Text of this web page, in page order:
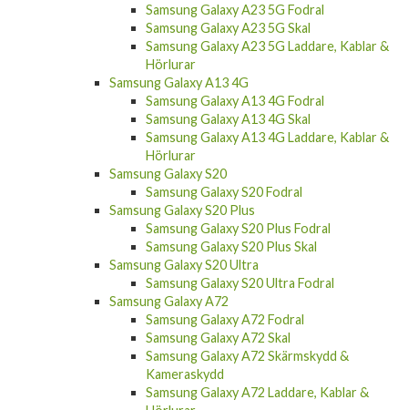
Samsung Galaxy A23 5G Fodral
Samsung Galaxy A23 5G Skal
Samsung Galaxy A23 5G Laddare, Kablar &
Hörlurar
Samsung Galaxy A13 4G
Samsung Galaxy A13 4G Fodral
Samsung Galaxy A13 4G Skal
Samsung Galaxy A13 4G Laddare, Kablar &
Hörlurar
Samsung Galaxy S20
Samsung Galaxy S20 Fodral
Samsung Galaxy S20 Plus
Samsung Galaxy S20 Plus Fodral
Samsung Galaxy S20 Plus Skal
Samsung Galaxy S20 Ultra
Samsung Galaxy S20 Ultra Fodral
Samsung Galaxy A72
Samsung Galaxy A72 Fodral
Samsung Galaxy A72 Skal
Samsung Galaxy A72 Skärmskydd &
Kameraskydd
Samsung Galaxy A72 Laddare, Kablar &